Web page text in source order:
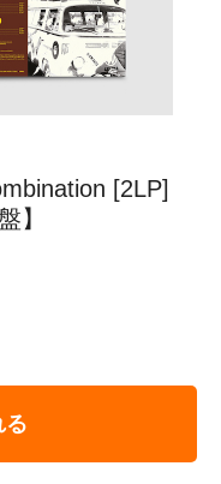
[2LP]
】
る